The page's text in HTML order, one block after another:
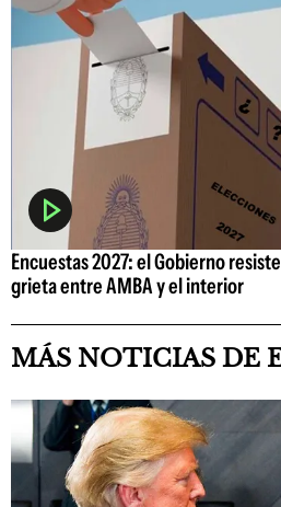
Encuestas 2027: el Gobierno
grieta entre AMBA y el interior
MÁS NOTICIAS DE